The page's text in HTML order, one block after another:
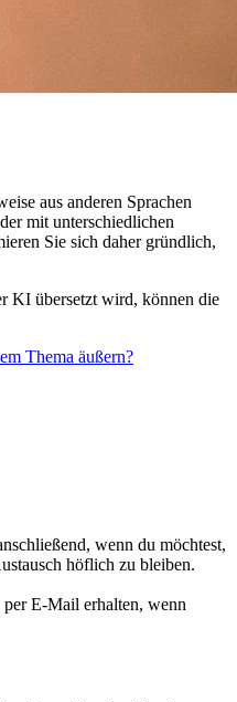
aus anderen Sprachen
mit unterschiedlichen
Sie sich daher gründlich,
KI übersetzt wird, können die
Thema äußern?
wenn du möchtest,
höflich zu bleiben.
E-Mail erhalten, wenn